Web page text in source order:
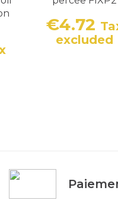
Price
€4.72
excluded